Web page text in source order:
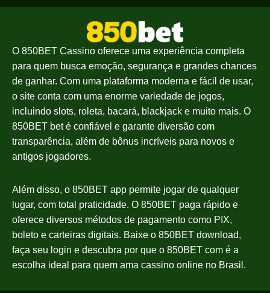
O 850BET Cassino oferece uma experiência completa
para quem busca emoção, segurança e grandes chances
de ganhar. Com uma plataforma moderna e fácil de usar,
o site conta com uma enorme variedade de jogos,
incluindo slots, roleta, bacará, blackjack e muito mais. O
850BET bet é confiável e garante diversão com
transparência, além de bônus incríveis para novos e
antigos jogadores.
Além disso, o 850BET app permite jogar de qualquer
lugar, com total praticidade. O 850BET paga rápido e
oferece diversos métodos de pagamento como PIX,
boleto e carteiras digitais. Baixe o 850BET download,
faça seu login e descubra por que o 850BET com é a
escolha ideal para quem ama cassino online no Brasil.